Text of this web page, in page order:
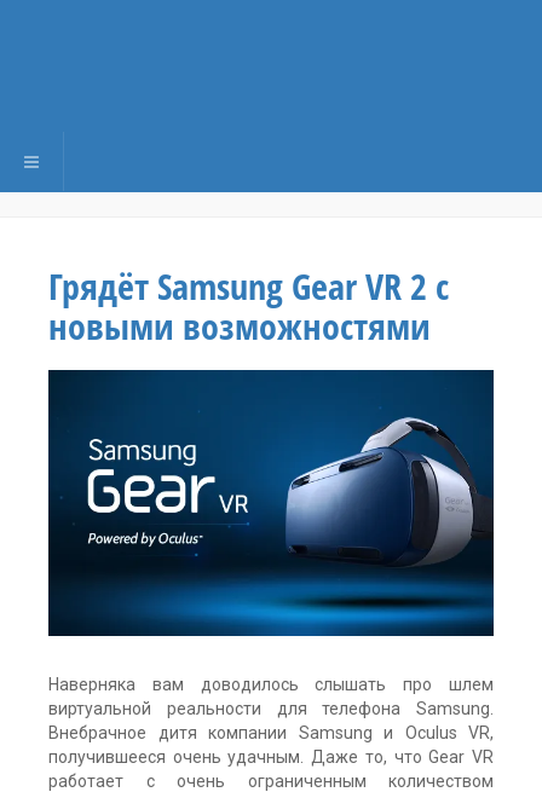
Переключить навигацию
Грядёт Samsung Gear VR 2 с
новыми возможностями
Наверняка вам доводилось слышать про шлем
виртуальной реальности для телефона Samsung.
Внебрачное дитя компании Samsung и Oculus VR,
получившееся очень удачным. Даже то, что Gear VR
работает с очень ограниченным количеством